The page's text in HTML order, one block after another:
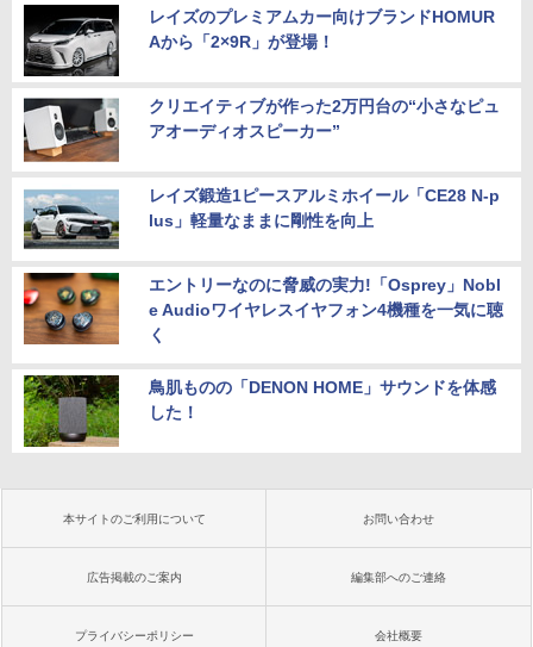
レイズのプレミアムカー向けブランドHOMUR
Aから「2×9R」が登場！
クリエイティブが作った2万円台の“小さなピュ
アオーディオスピーカー”
レイズ鍛造1ピースアルミホイール「CE28 N-p
lus」軽量なままに剛性を向上
エントリーなのに脅威の実力!「Osprey」Nobl
e Audioワイヤレスイヤフォン4機種を一気に聴
く
鳥肌ものの「DENON HOME」サウンドを体感
した！
本サイトのご利用について お問い合わせ
広告掲載のご案内 編集部へのご連絡
プライバシーポリシー 会社概要